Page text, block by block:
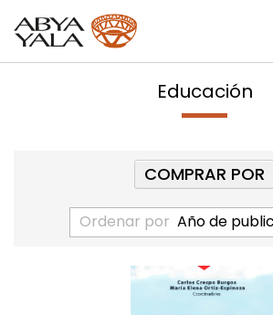
Educación
Ordenar por
COMPRAR POR